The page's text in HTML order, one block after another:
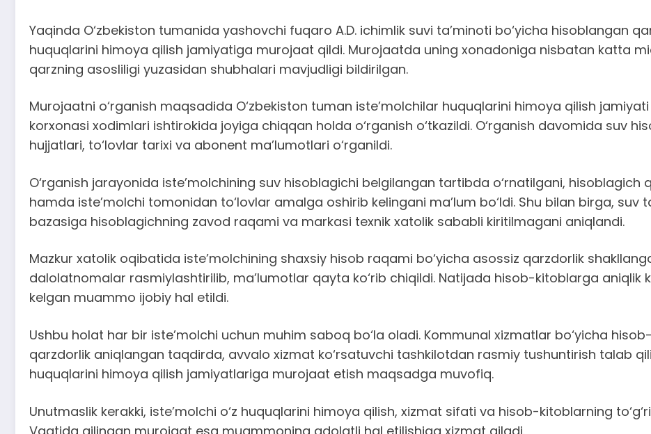
Yaqinda O‘zbekiston tumanida yashovchi fuqaro A.D. ichimlik suvi ta’minoti bo‘yicha hisoblangan
huquqlarini himoya qilish jamiyatiga murojaat qildi. Murojaatda uning xonadoniga nisbatan katta
qarzning asosliligi yuzasidan shubhalari mavjudligi bildirilgan.
Murojaatni o‘rganish maqsadida O‘zbekiston tuman iste’molchilar huquqlarini himoya qilish
korxonasi xodimlari ishtirokida joyiga chiqqan holda o‘rganish o‘tkazildi. O‘rganish davomida suv
hujjatlari, to‘lovlar tarixi va abonent ma’lumotlari o‘rganildi.
O‘rganish jarayonida iste’molchining suv hisoblagichi belgilangan tartibda o‘rnatilgani, hisoblagich
hamda iste’molchi tomonidan to‘lovlar amalga oshirib kelingani ma’lum bo‘ldi. Shu bilan birga, suv
bazasiga hisoblagichning zavod raqami va markasi texnik xatolik sababli kiritilmagani aniqlandi.
Mazkur xatolik oqibatida iste’molchining shaxsiy hisob raqami bo‘yicha asossiz qarzdorlik
dalolatnomalar rasmiylashtirilib, ma’lumotlar qayta ko‘rib chiqildi. Natijada hisob-kitoblarga aniqlik
kelgan muammo ijobiy hal etildi.
Ushbu holat har bir iste’molchi uchun muhim saboq bo‘la oladi. Kommunal xizmatlar bo‘yicha
qarzdorlik aniqlangan taqdirda, avvalo xizmat ko‘rsatuvchi tashkilotdan rasmiy tushuntirish talab
huquqlarini himoya qilish jamiyatlariga murojaat etish maqsadga muvofiq.
Unutmaslik kerakki, iste’molchi o‘z huquqlarini himoya qilish, xizmat sifati va hisob-kitoblarning